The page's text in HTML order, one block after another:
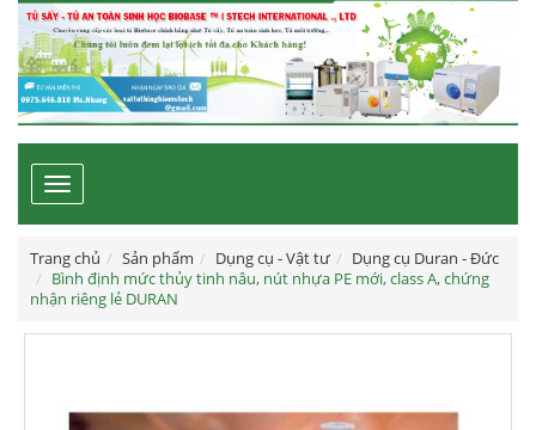
Toggle
navigation
Trang chủ Sản phẩm Dụng cụ - Vật tư
Dụng cụ Duran - Đức
Bình định mức thủy tinh nâu, nút nhựa PE mới, class A, chứng
nhận riêng lẻ DURAN